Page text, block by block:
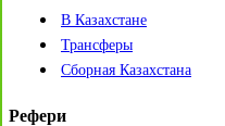
В Казахстане
Трансферы
Сборная Казахстана
Рефери